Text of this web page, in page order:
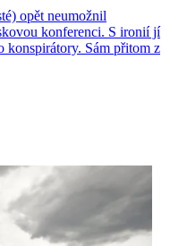
opět neumožnil
konferenci. S ironií jí
konspirátory. Sám přitom z